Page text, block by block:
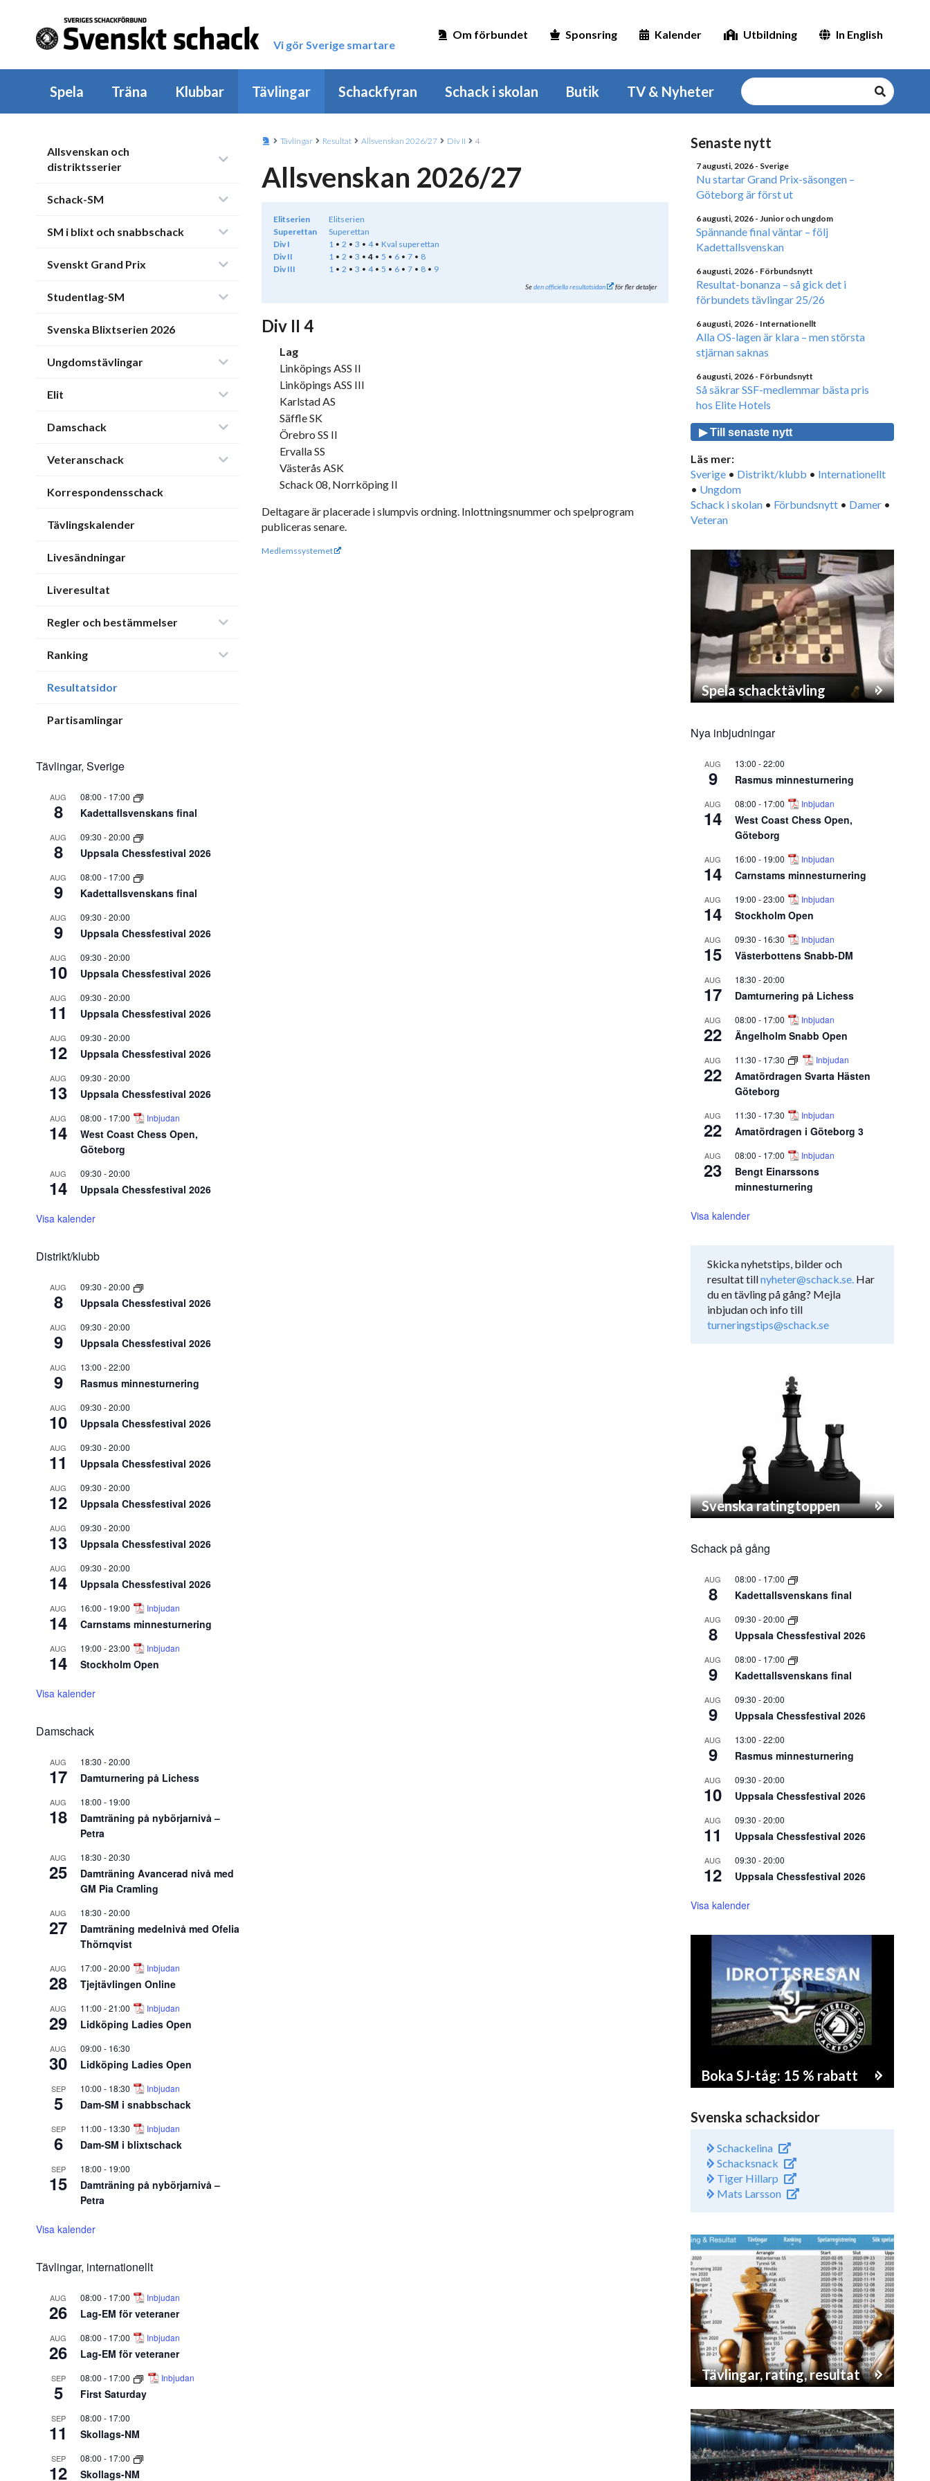
Vi gör Sverige smartare
Om förbundet Sponsring Kalender Utbildning In English
Spela Träna Klubbar Tävlingar Schackfyran Schack i skolan Butik TV & Nyheter
Allsvenskan och
distriktsserier
Schack-SM
SM i blixt och snabbschack
Svenskt Grand Prix
Studentlag-SM
Svenska Blixtserien 2026
Ungdomstävlingar
Elit
Damschack
Veteranschack
Korrespondensschack
Tävlingskalender
Livesändningar
Liveresultat
Regler och bestämmelser
Ranking
Resultatsidor
Partisamlingar
Tävlingar, Sverige
AUG
8
08:00 - 17:00
Kadettallsvenskans final
AUG
8
09:30 -20:00
Uppsala Chessfestival 2026
AUG
9
08:00 - 17:00
Kadettallsvenskans final
AUG
9
09:30 -20:00
Uppsala Chessfestival 2026
AUG
10
09:30 -20:00
Uppsala Chessfestival 2026
AUG
11
09:30 -20:00
Uppsala Chessfestival 2026
AUG
12
09:30 -20:00
Uppsala Chessfestival 2026
AUG
13
09:30 -20:00
Uppsala Chessfestival 2026
AUG
14
08:00 - 17:00 Inbjudan
West Coast Chess Open,
Göteborg
AUG
14
09:30 -20:00
Uppsala Chessfestival 2026
Visa kalender
Distrikt/klubb
AUG
8
09:30 -20:00
Uppsala Chessfestival 2026
AUG
9
09:30 -20:00
Uppsala Chessfestival 2026
AUG
9
13:00 -22:00
Rasmus minnesturnering
AUG
10
09:30 -20:00
Uppsala Chessfestival 2026
AUG
11
09:30 -20:00
Uppsala Chessfestival 2026
AUG
12
09:30 -20:00
Uppsala Chessfestival 2026
AUG
13
09:30 -20:00
Uppsala Chessfestival 2026
AUG
14
09:30 -20:00
Uppsala Chessfestival 2026
AUG
14
16:00 - 19:00 Inbjudan
Carnstams minnesturnering
AUG
14
19:00 -23:00 Inbjudan
Stockholm Open
Visa kalender
Damschack
AUG
17
18:30 -20:00
Damturnering på Lichess
AUG
18
18:00 - 19:00
Damträning på nybörjarnivå –
Petra
AUG
25
18:30 -20:30
Damträning Avancerad nivå med
GM Pia Cramling
AUG
27
18:30 -20:00
Damträning medelnivå med Ofelia
Thörnqvist
AUG
28
17:00 -20:00 Inbjudan
Tjejtävlingen Online
AUG
29
11:00 -21:00 Inbjudan
Lidköping Ladies Open
AUG
30
09:00 - 16:30
Lidköping Ladies Open
SEP
5
10:00 - 18:30 Inbjudan
Dam-SM i snabbschack
SEP
6
11:00 - 13:30 Inbjudan
Dam-SM i blixtschack
SEP
15
18:00 - 19:00
Damträning på nybörjarnivå –
Petra
Visa kalender
Tävlingar, internationellt
AUG
26
08:00 - 17:00 Inbjudan
Lag-EM för veteraner
AUG
26
08:00 - 17:00 Inbjudan
Lag-EM för veteraner
SEP
5
08:00 - 17:00 Inbjudan
First Saturday
SEP
11
08:00 - 17:00
Skollags-NM
SEP
12
08:00 - 17:00
Skollags-NM
Tävlingar Resultat Allsvenskan 2026/27 Div II 4
Allsvenskan 2026/27
Elitserien
Elitserien
Superettan
Superettan
Div I
1 2 3 4
Kval superettan
Div II
1 2 3 4 5 6 7
8
Div III
1 2 3 4 5 6 7 8 9
Seden officiella resultatsidan för fler detaljer
Div II 4
Lag
Linköpings ASS II
Linköpings ASS III
Karlstad AS
Säffle SK
Örebro SS II
Ervalla SS
Västerås ASK
Schack 08, Norrköping II
Deltagare är placerade i slumpvis ordning. Inlottningsnummer och spelprogram
publiceras senare.
Medlemssystemet
Senaste nytt
7 augusti, 2026 - Sverige
Nu startar Grand Prix-säsongen –
Göteborg är först ut
6 augusti, 2026 - Junior och ungdom
Spännande final väntar – följ
Kadettallsvenskan
6 augusti, 2026 - Förbundsnytt
Resultat-bonanza – så gick det i
förbundets tävlingar 25/26
6 augusti, 2026 - Internationellt
Alla OS-lagen är klara – men största
stjärnan saknas
6 augusti, 2026 - Förbundsnytt
Så säkrar SSF-medlemmar bästa pris
hos Elite Hotels
▶ Till senaste nytt
Läs mer:
Sverige • Distrikt/klubb • Internationellt
• Ungdom
Schack i skolan • Förbundsnytt • Damer •
Veteran
Spela schacktävling
Nya inbjudningar
AUG
9
13:00 -22:00
Rasmus minnesturnering
AUG
14
08:00 - 17:00 Inbjudan
West Coast Chess Open,
Göteborg
AUG
14
16:00 - 19:00 Inbjudan
Carnstams minnesturnering
AUG
14
19:00 -23:00 Inbjudan
Stockholm Open
AUG
15
09:30 - 16:30 Inbjudan
Västerbottens Snabb-DM
AUG
17
18:30 -20:00
Damturnering på Lichess
AUG
22
08:00 - 17:00 Inbjudan
Ängelholm Snabb Open
AUG
22
11:30 - 17:30 Inbjudan
Amatördragen Svarta Hästen
Göteborg
AUG
22
11:30 - 17:30 Inbjudan
Amatördragen i Göteborg 3
AUG
23
08:00 - 17:00 Inbjudan
Bengt Einarssons
minnesturnering
Visa kalender
Skicka nyhetstips, bilder och
resultat tillnyheter@schack.se. Har
du en tävling på gång? Mejla
inbjudan och info till
turneringstips@schack.se
Svenska ratingtoppen
Schack på gång
AUG
8
08:00 - 17:00
Kadettallsvenskans final
AUG
8
09:30 -20:00
Uppsala Chessfestival 2026
AUG
9
08:00 - 17:00
Kadettallsvenskans final
AUG
9
09:30 -20:00
Uppsala Chessfestival 2026
AUG
9
13:00 -22:00
Rasmus minnesturnering
AUG
10
09:30 -20:00
Uppsala Chessfestival 2026
AUG
11
09:30 -20:00
Uppsala Chessfestival 2026
AUG
12
09:30 -20:00
Uppsala Chessfestival 2026
Visa kalender
Boka SJ-tåg: 15 % rabatt
Svenska schacksidor
Schackelina
Schacksnack
Tiger Hillarp
Mats Larsson
Tävlingar, rating, resultat